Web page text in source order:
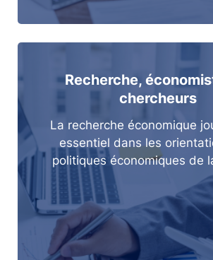
Recherche,
chercheurs
La recherche économique
essentiel dans les
politiques économiques de